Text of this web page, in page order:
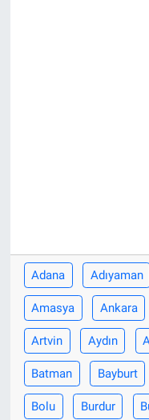
Adana Adıyaman
Amasya Ankara
Artvin Aydın
Batman Bayburt
Bolu Burdur